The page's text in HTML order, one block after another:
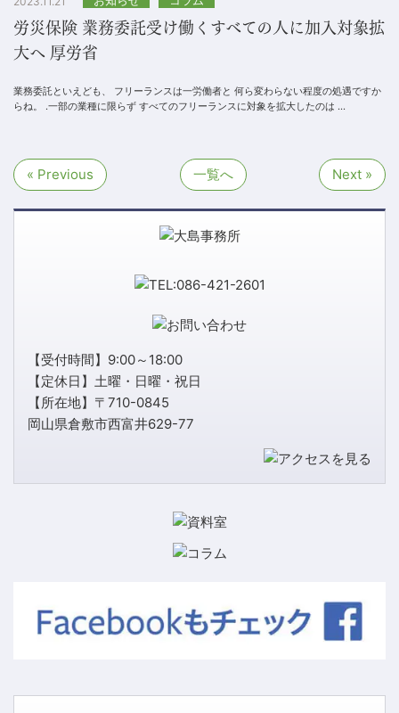
労災保険 業務委託受け働くすべての人に加入対象拡
大へ 厚労省
業務委託といえども、 フリーランスは一労働者と 何ら変わらない程度の処遇ですか
らね。 .一部の業種に限らず すべてのフリーランスに対象を拡大したのは ...
« Previous 一覧へ Next »
【受付時間】9:00～18:00
【定休日】土曜・日曜・祝日
【所在地】〒710-0845
岡山県倉敷市西富井629-77